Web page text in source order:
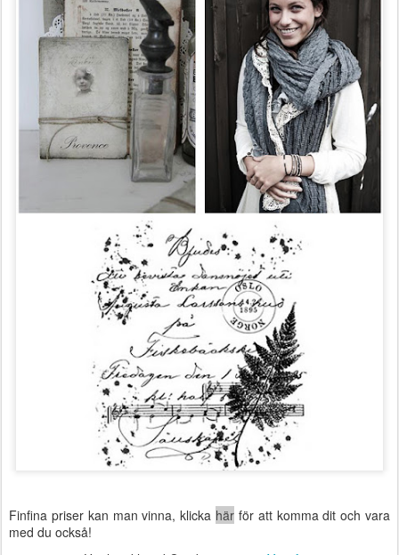
Finfina priser kan man vinna, klicka här för att komma dit och vara
med du också!